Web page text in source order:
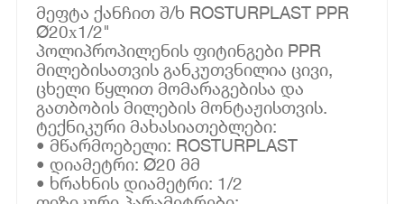
მეფტა ქანჩით შ/ხ ROSTURPLAST PPR
Ø20х1/2"
პოლიპროპილენის ფიტინგები PPR
მილებისათვის განკუთვნილია ცივი,
ცხელი წყლით მომარაგებისა და
გათბობის მილების მონტაჟისთვის.
ტექნიკური მახასიათებლები:
• მწარმოებელი: ROSTURPLAST
• დიამეტრი: Ø20 მმ
• ხრახნის დიამეტრი: 1/2